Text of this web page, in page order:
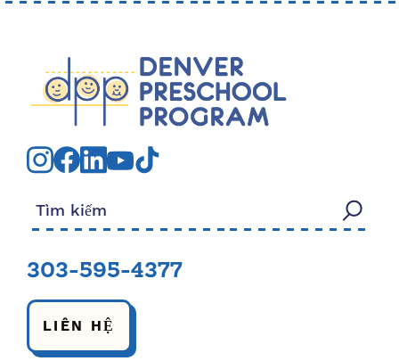
Tìm kiếm:
303-595-4377
LIÊN HỆ